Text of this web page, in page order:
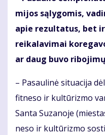
mi­jos są­ly­go­mis,
apie re­zul­ta­tus, bet
rei­ka­la­vi­mai
ar daug bu­vo
– Pa­sau­li­nė si­tu­a­ci­ja
fit­ne­so ir kul­tū­riz­mo
San­ta Su­za­no­je
ne­so ir kul­tū­riz­mo